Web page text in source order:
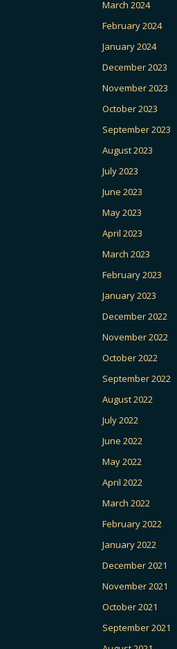
March 2024
February 2024
January 2024
December 2023
November 2023
October 2023
September 2023
August 2023
July 2023
June 2023
May 2023
April 2023
March 2023
February 2023
January 2023
December 2022
November 2022
October 2022
September 2022
August 2022
July 2022
June 2022
May 2022
April 2022
March 2022
February 2022
January 2022
December 2021
November 2021
October 2021
September 2021